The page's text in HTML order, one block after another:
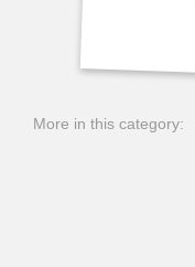
More in this category: